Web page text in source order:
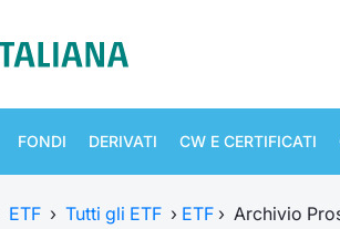
FONDI DERIVATI CW E CERTIFICATI
ETF › Tutti gli ETF › ETF › Archivio